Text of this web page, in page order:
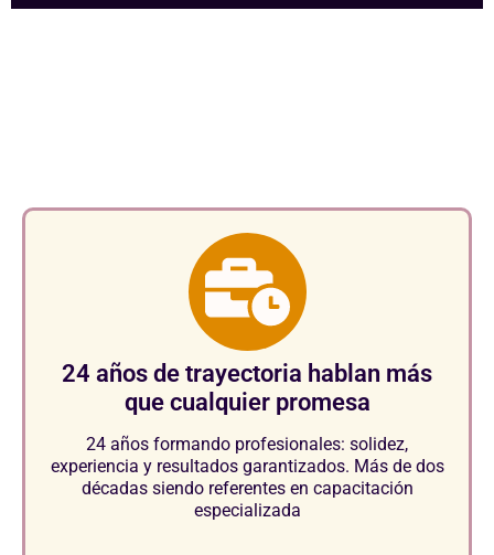
24 años de trayectoria hablan más
que cualquier promesa
24 años formando profesionales: solidez,
experiencia y resultados garantizados. Más de dos
décadas siendo referentes en capacitación
especializada